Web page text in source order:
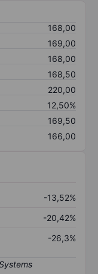
168,00
169,00
168,00
168,50
220,00
12,50%
169,50
166,00
-13,52%
-20,42%
-26,3%